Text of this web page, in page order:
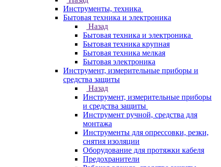
Инструменты, техника
Бытовая техника и электроника
Назад
Бытовая техника и электроника
Бытовая техника крупная
Бытовая техника мелкая
Бытовая электроника
Инструмент, измерительные приборы и
средства защиты
Назад
Инструмент, измерительные приборы
и средства защиты
Инструмент ручной, средства для
монтажа
Инструменты для опрессовки, резки,
снятия изоляции
Оборудование для протяжки кабеля
Предохранители